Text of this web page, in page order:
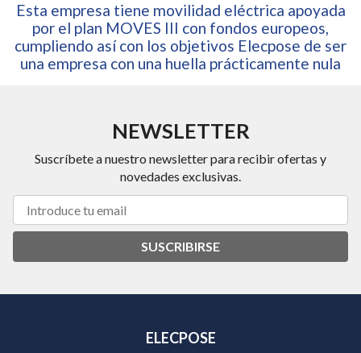
Esta empresa tiene movilidad eléctrica apoyada
por el plan MOVES III con fondos europeos,
cumpliendo así con los objetivos Elecpose de ser
una empresa con una huella prácticamente nula
NEWSLETTER
Suscríbete a nuestro newsletter para recibir ofertas y
novedades exclusivas.
SUSCRIBIRSE
ELECPOSE